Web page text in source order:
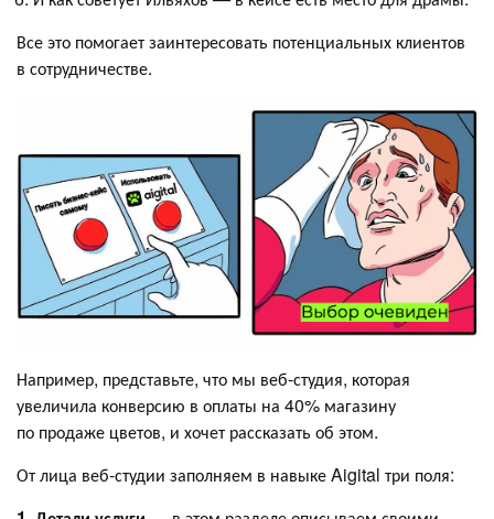
Все это помогает заинтересовать потенциальных клиентов
в сотрудничестве.
Например, представьте, что мы веб-студия, которая
увеличила конверсию в оплаты на 40% магазину
по продаже цветов, и хочет рассказать об этом.
От лица веб-студии заполняем в навыке Aigital три поля: